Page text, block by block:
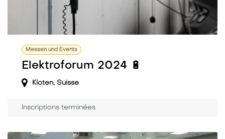
Messen und Events
Elektroforum 2024 🔋
Kloten, Suisse
Inscriptions terminées